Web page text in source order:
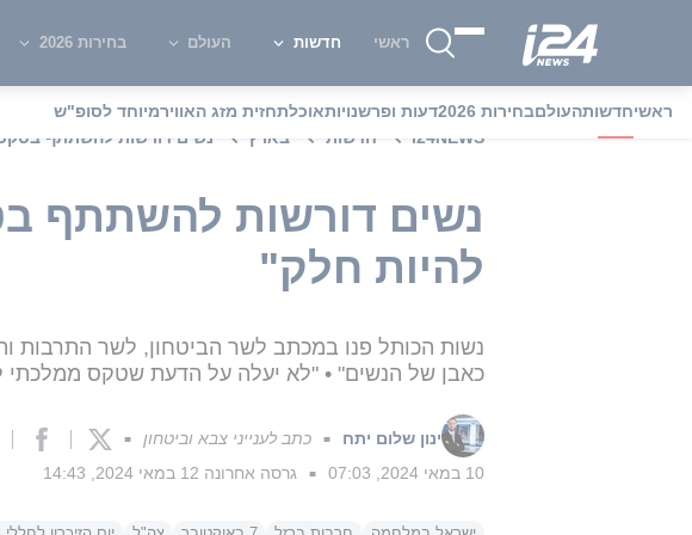
ראשי חדשות העולם בחירות 2026
ראשיחדשותהעולםבחירות 2026 דעות ופרשנויותאוכלתחזית מזג האווירמיוחד לסופ"ש
i24NEWS
חדשות בארץ נשים דורשות להשתתף בטקס
נשים דורשות להשתתף
להיות חלק"
נשות הכותל פנו במכתב לשר הביטחון, לשר התרבות
כאבן של הנשים" • "לא יעלה על הדעת שטקס ממלכתי
ינון שלום יתח ■ כתב לענייני צבא וביטחון ■
10 במאי 2024, 07:03
■ גרסה אחרונה 12 במאי 2024, 14:43